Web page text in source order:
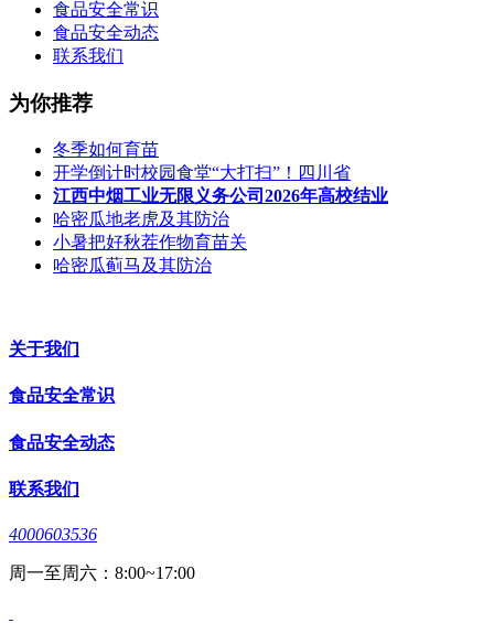
食品安全常识
食品安全动态
联系我们
为你推荐
冬季如何育苗
开学倒计时校园食堂“大打扫”！四川省
江西中烟工业无限义务公司2026年高校结业
哈密瓜地老虎及其防治
小暑把好秋茬作物育苗关
哈密瓜蓟马及其防治
关于我们
食品安全常识
食品安全动态
联系我们
4000603536
周一至周六：8:00~17:00